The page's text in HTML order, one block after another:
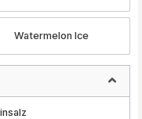
Watermelon Ice